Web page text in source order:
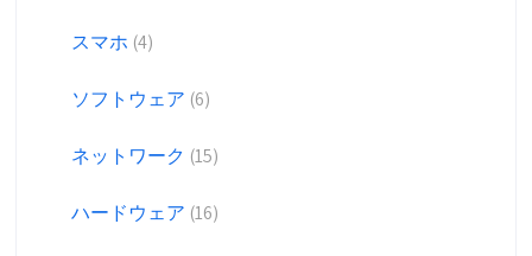
スマホ (4)
ソフトウェア (6)
ネットワーク (15)
ハードウェア (16)